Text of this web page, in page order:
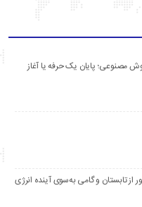
مصنوعی؛ پایان یک حرفه یا آغاز
از تابستان و گامی به‌سوی آینده انرژی